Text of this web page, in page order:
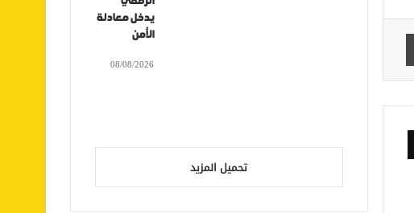
يدخل معادلة
الأمن
08/08/2026
تحميل المزيد